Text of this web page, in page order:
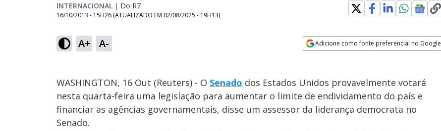
INTERNACIONAL | Do R7
16/10/2013 - 15H26 (ATUALIZADO EM 02/08/2025 - 19H13)
A+ A- Adicione como fonte preferencial no Google
WASHINGTON, 16 Out (Reuters) - O Senado dos Estados Unidos provavelmente votará
nesta quarta-feira uma legislação para aumentar o limite de endividamento do país e
financiar as agências governamentais, disse um assessor da liderança democrata no
Senado.